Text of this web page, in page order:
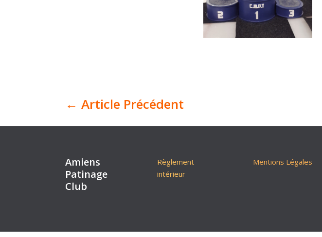
←Article Précédent
Amiens
Patinage
Club
Règlement
intérieur
Mentions Légales